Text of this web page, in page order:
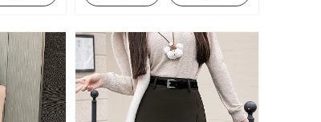
Coletinho Estilo